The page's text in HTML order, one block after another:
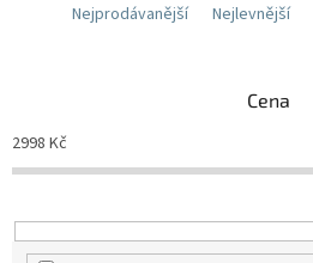
Nejprodávanější Nejlevnější
Cena
2998 Kč